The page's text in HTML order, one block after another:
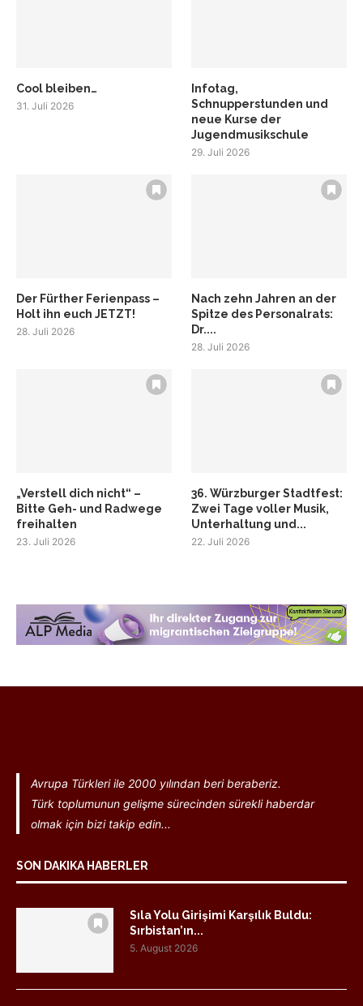
Cool bleiben…
31. Juli 2026
Infotag,
Schnupperstunden und
neue Kurse der
Jugendmusikschule
29. Juli 2026
Der Fürther Ferienpass –
Holt ihn euch JETZT!
28. Juli 2026
Nach zehn Jahren an der
Spitze des Personalrats:
Dr....
28. Juli 2026
„Verstell dich nicht“ –
Bitte Geh- und Radwege
freihalten
23. Juli 2026
36. Würzburger Stadtfest:
Zwei Tage voller Musik,
Unterhaltung und...
22. Juli 2026
Avrupa Türkleri ile 2000 yılından beri beraberiz.
Türk toplumunun gelişme sürecinden sürekli haberdar
olmak için bizi takip edin...
SON DAKIKA HABERLER
Sıla Yolu Girişimi Karşılık Buldu:
Sırbistan’ın...
5. August 2026